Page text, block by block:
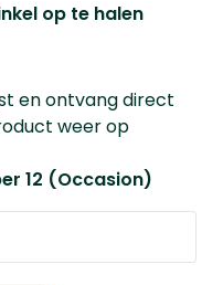
op te halen
en ontvang direct
weer op
12 (Occasion)